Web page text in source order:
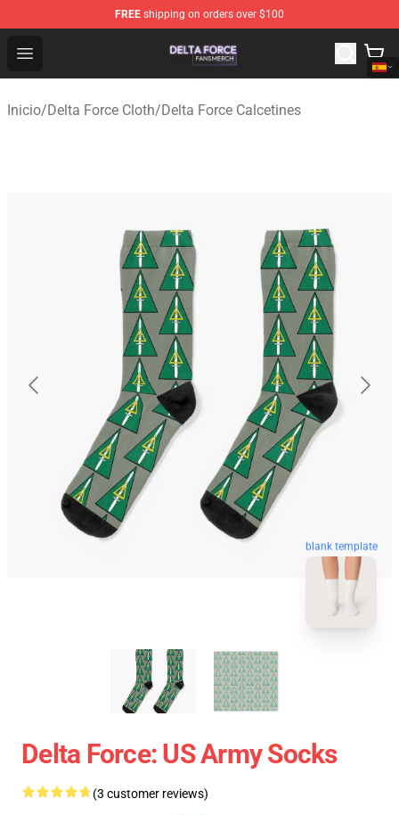
FREE shipping on orders over $100
Open menu
Delta Force Shop - Official Delta Force Merchandise
Inicio/Delta Force Cloth/Delta Force Calcetines
blank template
Delta Force: US Army Socks
(3 customer reviews)